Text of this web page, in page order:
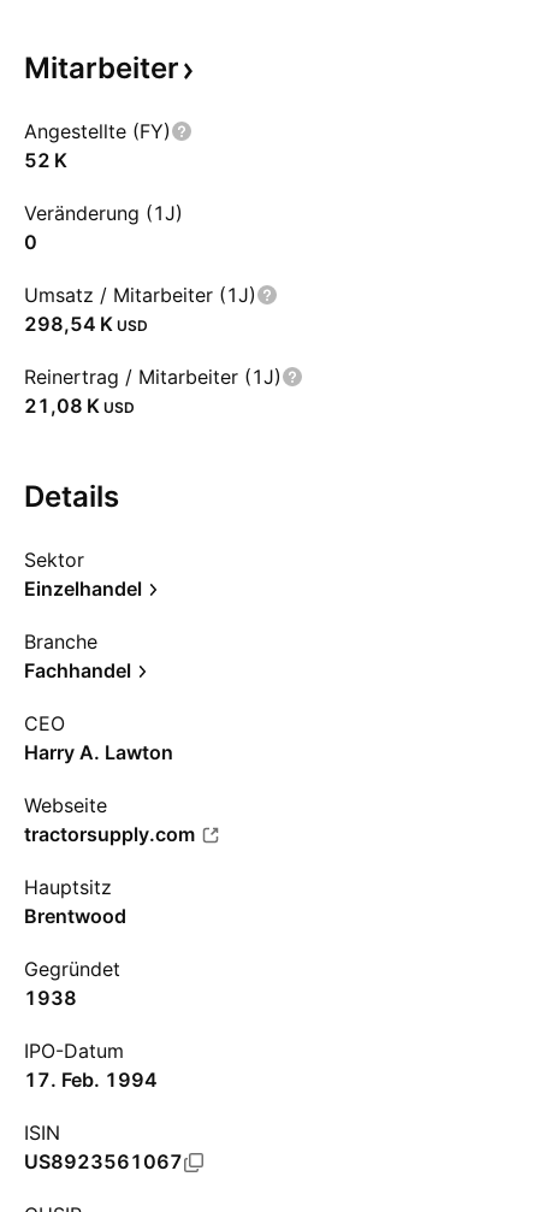
Mitarbeiter
Angestellte (FY)
‪52 K‬
Veränderung (1J)
0
Umsatz / Mitarbeiter (1J)
‪298,54 K‬ USD
Reinertrag / Mitarbeiter (1J)
‪21,08 K‬ USD
Details
Sektor
Einzelhandel
Branche
Fachhandel
CEO
Harry A. Lawton
Webseite
tractorsupply.com
Hauptsitz
Brentwood
Gegründet
1938
IPO-Datum
17. Feb. 1994
ISIN
US8923561067